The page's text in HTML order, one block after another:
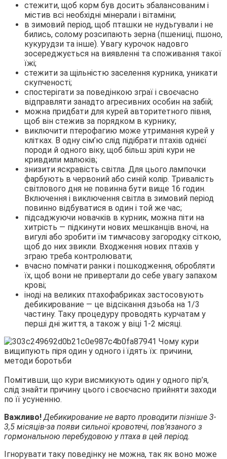
стежити, щоб корм був досить збалансованим і
містив всі необхідні мінерали і вітаміни;
в зимовий період, щоб пташки не нудьгували і не
бились, солому розсипають зерна (пшениці, пшоно,
кукурудзи та інше). Увагу курочок надовго
зосереджується на виявленні та споживання такої
їжі;
стежити за щільністю заселення курника, уникати
скупченості;
спостерігати за поведінкою зграї і своєчасно
відправляти занадто агресивних особин на забій;
можна придбати для курей авторитетного півня,
щоб він стежив за порядком в курнику;
виключити птерофагию може утримання курей у
клітках. В одну сім’ю слід підібрати птахів однієї
породи й одного віку, щоб більш зрілі кури не
кривдили малюків;
знизити яскравість світла. Для цього лампочки
фарбують в червоний або синій колір. Тривалість
світлового дня не повинна бути вище 16 годин.
Включення і виключення світла в зимовий період
повинно відбуватися в один і той же час;
підсаджуючи новачків в курник, можна піти на
хитрість — підкинути нових мешканців вночі, на
вигулі або зробити їм тимчасову загородку сіткою,
щоб до них звикли. Входження нових птахів у
зграю треба контролювати;
вчасно помічати ранки і пошкодження, обробляти
їх, щоб вони не привертали до себе увагу запахом
крові;
іноді на великих птахофабриках застосовують
дебикирование — це відсікання дзьоба на 1/3
частину. Таку процедуру проводять курчатам у
перші дні життя, а також у віці 1-2 місяці.
Помітивши, що кури висмикують один у одного пір’я,
слід знайти причину цього і своєчасно прийняти заходи
по її усуненню.
Важливо!Дебикирование не варто проводити пізніше 3-
3,5 місяців-за появи сильної кровотечі, пов’язаного з
гормональною перебудовою у птаха в цей період.
Ігнорувати таку поведінку не можна, так як воно може